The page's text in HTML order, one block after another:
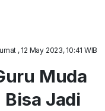
, 12 May 2023, 10:41 WIB
Muda
Bisa Jadi